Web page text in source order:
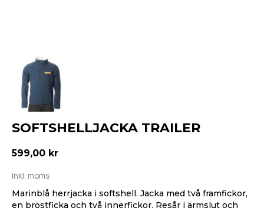
SOFTSHELLJACKA TRAILER
599,00 kr
Inkl. moms
Marinblå herrjacka i softshell. Jacka med två framfickor,
en bröstficka och två innerfickor. Resår i ärmslut och